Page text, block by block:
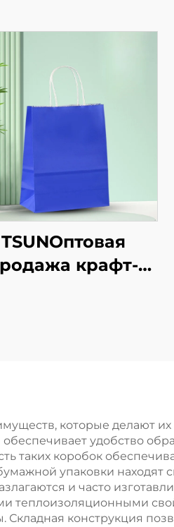
TSUNОптовая
крафт-
в гофрокarton
которые делают
удобство
таких коробок
упаковки находят
и часто
теплоизоляционными
конструкция